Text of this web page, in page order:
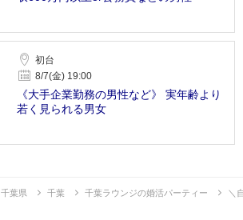
初台
8/7(金) 19:00
《大手企業勤務の男性など》 実年齢より
若く見られる男女
千葉県 千葉 千葉ラウンジの婚活パーティー ＼